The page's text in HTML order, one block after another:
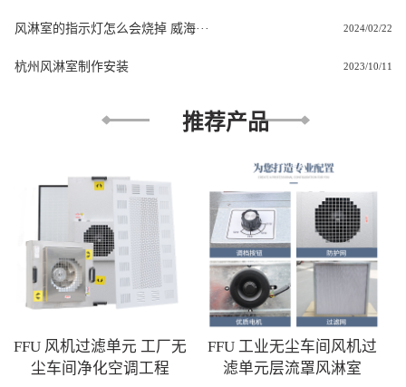
风淋室的指示灯怎么会烧掉 威海··· 2024/02/22
杭州风淋室制作安装 2023/10/11
推荐产品
FFU 风机过滤单元 工厂无
尘车间净化空调工程
FFU 工业无尘车间风机过
滤单元层流罩风淋室